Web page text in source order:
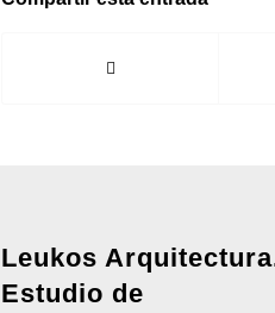
Leukos
Estudio de